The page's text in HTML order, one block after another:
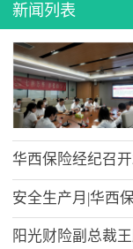
新闻列表
阳光财险副总裁